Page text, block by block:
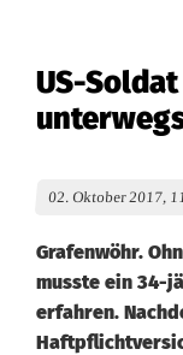
US-
02. Oktober 2017,
Grafenwöhr.
musste ein 34-
erfahren.